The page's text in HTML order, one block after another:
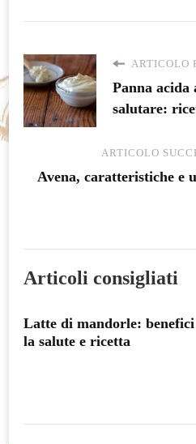
ARTICOLO
Panna
salutare:
ARTICOLO
Avena, caratteristiche e
Articoli consigliati
Latte di mandorle:
la salute e ricetta